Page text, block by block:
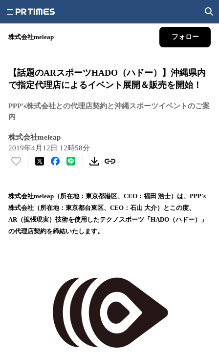
株式会社meleap フォロー
【話題のARスポーツHADO（ハドー）】沖縄県内
で指定代理店によるイベント展開＆販売を開始！
PPP's株式会社との代理店契約と沖縄スポーツイベントのご案
内
株式会社meleap
2019年4月12日 12時58分
い
！
数
を
読
株式会社meleap（所在地：東京都港区、CEO：福田 浩士）は、PPP's
株式会社（所在地：東京都台東区、CEO：石山 大介）とこの度、
AR（拡張現実）技術を使用したテクノスポーツ「HADO（ハドー）」
の代理店契約を締結いたします。